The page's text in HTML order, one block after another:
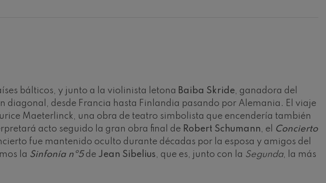
bálticos, y junto a la violinista letona Baiba Skride, ganadora del
diagonal, desde Francia hasta Finlandia pasando por Alemania. El viaje
Maeterlinck, una obra de teatro simbolista que encendería también
acto seguido la gran obra final de Robert Schumann, el
Concierto
fue mantenido oculto durante décadas por la esposa y amigos del
la Sinfonía nº5de Jean Sibelius, que es, junto con la Segunda, la más